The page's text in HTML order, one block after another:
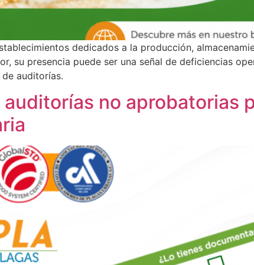
dedicados a la producción,
su presencia puede ser una señal de deficiencias
auditorías.
no aprobatorias